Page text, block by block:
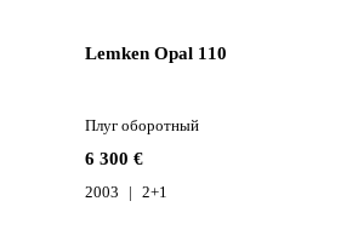
Lemken Opal 110
6 300 €
Плуг оборотный
2003 2+1